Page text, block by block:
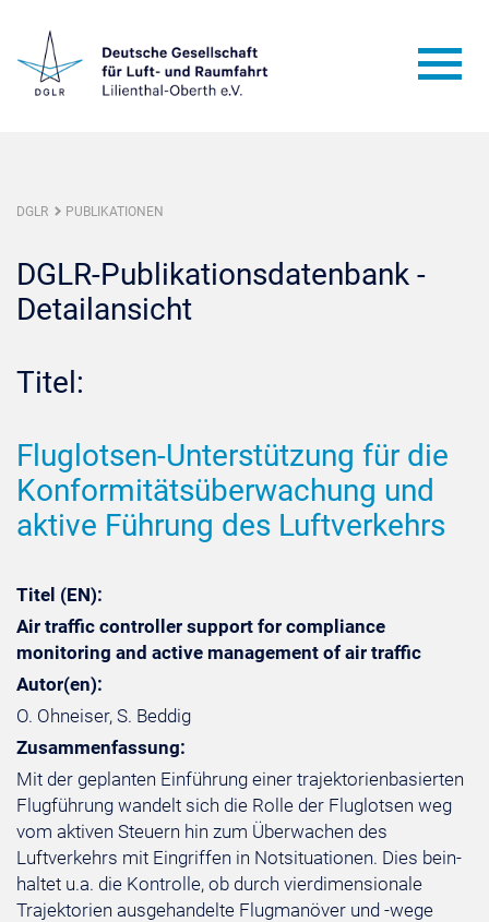
DGLR PUBLIKATIONEN
DGLR-Publikationsdatenbank -
Detailansicht
Titel:
Fluglotsen-Unterstützung für die
Konformitätsüberwachung und
aktive Führung des Luftverkehrs
Titel (EN):
Air traffic controller support for compliance
monitoring and active management of air traffic
Autor(en):
O. Ohneiser, S. Beddig
Zusammenfassung:
Mit der geplanten Einführung einer trajektorienbasierten
Flugführung wandelt sich die Rolle der Fluglotsen weg
vom aktiven Steuern hin zum Überwachen des
Luftverkehrs mit Eingriffen in Notsituationen. Dies bein-
haltet u.a. die Kontrolle, ob durch vierdimensionale
Trajektorien ausgehandelte Flugmanöver und -wege